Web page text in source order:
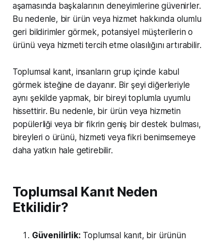
aşamasında başkalarının deneyimlerine güvenirler.
Bu nedenle, bir ürün veya hizmet hakkında olumlu
geri bildirimler görmek, potansiyel müşterilerin o
ürünü veya hizmeti tercih etme olasılığını artırabilir.
Toplumsal kanıt, insanların grup içinde kabul
görmek isteğine de dayanır. Bir şeyi diğerleriyle
aynı şekilde yapmak, bir bireyi toplumla uyumlu
hissettirir. Bu nedenle, bir ürün veya hizmetin
popülerliği veya bir fikrin geniş bir destek bulması,
bireyleri o ürünü, hizmeti veya fikri benimsemeye
daha yatkın hale getirebilir.
Toplumsal Kanıt Neden
Etkilidir?
Güvenilirlik: Toplumsal kanıt, bir ürünün